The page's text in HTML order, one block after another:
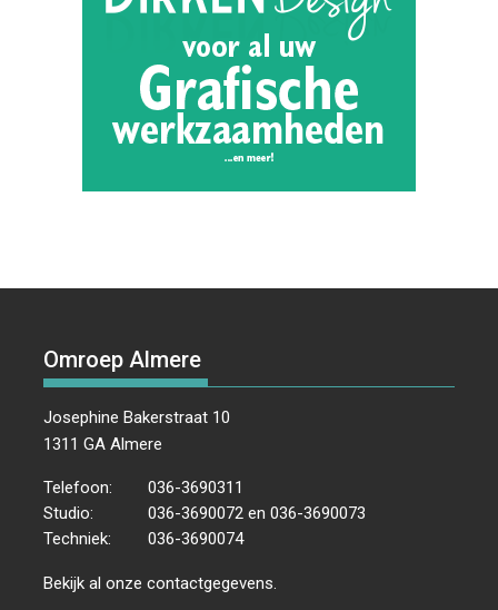
Omroep Almere
Josephine Bakerstraat 10
1311 GA Almere
Telefoon:
036-3690311
Studio:
036-3690072 en 036-3690073
Techniek:
036-3690074
Bekijk al onzecontactgegevens